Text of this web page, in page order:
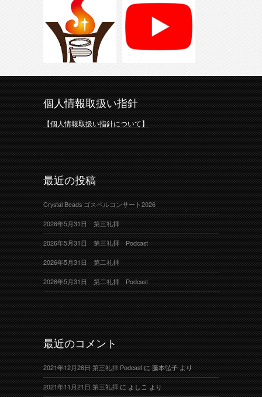
個人情報取扱い指針
【個人情報取扱い指針について】
最近の投稿
Crystal Beads ゴスペルコンサート2026
2026年5月31日 第三礼拝
2026年5月31日 第三礼拝 Podcast
2026年5月31日 第二礼拝
2026年5月31日 第二礼拝 Podcast
最近のコメント
2021年12月26日 第三礼拝 Podcastに藤本弘子より
2021年11月21日 第三礼拝によしこより